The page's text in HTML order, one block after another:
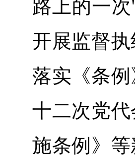
路上的一
开展监督
落实《条
十二次党
施条例》